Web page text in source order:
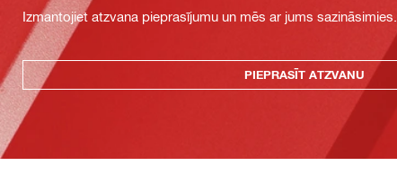
Izmantojiet atzvana pieprasījumu un mēs ar jums sazināsimies.
PIEPRASĪT ATZVANU